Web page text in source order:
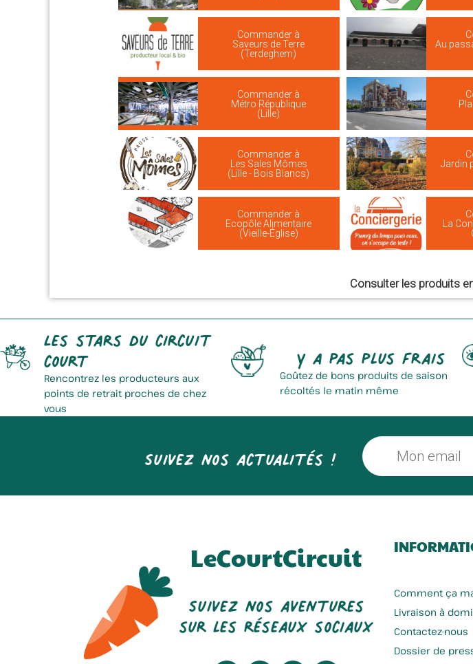
Commander à
Saveurs de Terre
(Terdeghem)
Au
Commander à
Métro République
(Lille)
Commander à
Les Sales Mômes
(Lille - Bois Blancs)
Jardin
Commander à
Ecopôle Alimentaire
(Vieille-Église)
La
Consulter les produits
Les stars du circuit
court
Rencontrez les producteurs aux
points de retrait proches de chez
vous
Y a pas plus frais
Goûtez de bons produits de saison
récoltés le matin même
Suivez nos actualités !
LeCourtCircuit
Suivez nos aventures
sur les réseaux sociaux
Comment ça
Livraison à
Contactez-nous
Dossier de